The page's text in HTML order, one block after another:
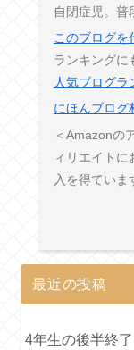
自閉症児。普
このブログを
ランキングに
人気ブログラ
にほんブログ
＜Amazonの
ィリエイトに
入を得ていま
最近の投稿
4年生の後半終